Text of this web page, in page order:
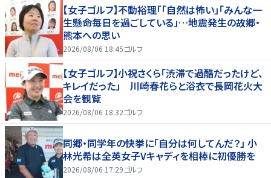
【女子ゴルフ】不動裕理「「自然は怖い」「みんな一
生懸命毎日を過ごしている」…地震発生の故郷・
熊本への思い
2026/08/06 18:45ゴルフ
【女子ゴルフ】小祝さくら「渋滞で過酷だったけど、
キレイだった」 川崎春花らと浴衣で長岡花火大
会を観覧
2026/08/06 18:32ゴルフ
同郷・同学年の快挙に「自分は何してんだ？」 小
林光希は全英女子Vキャディを相棒に初優勝を
2026/08/06 17:29ゴルフ